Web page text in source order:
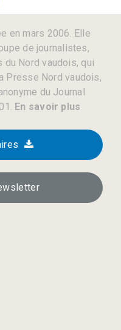
en mars 2006. Elle
de journalistes,
Nord vaudois, qui
Presse Nord vaudois,
du Journal
En savoir plus